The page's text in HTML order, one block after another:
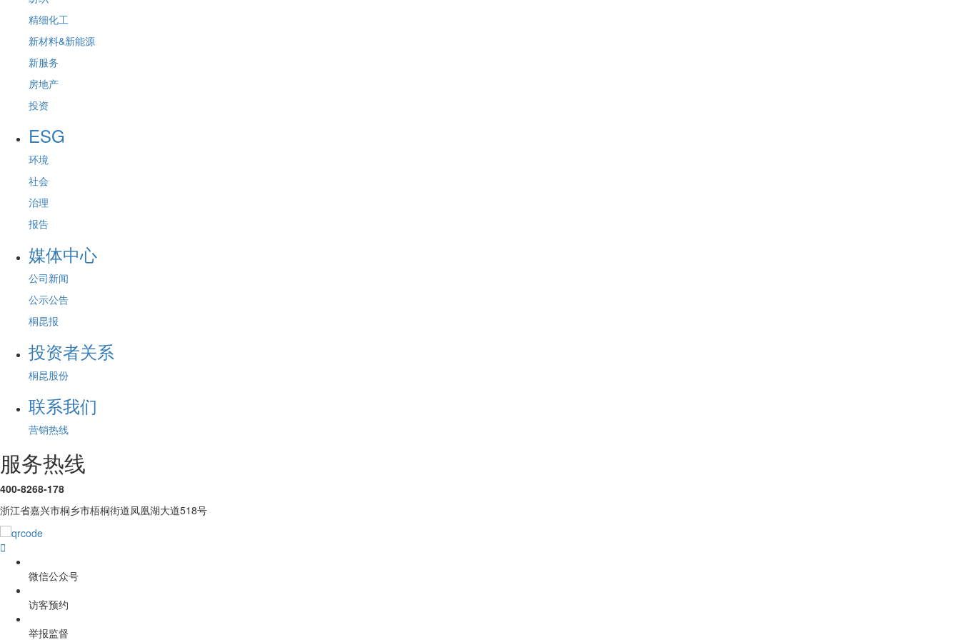
精细化工
新材料&新能源
新服务
房地产
投资
ESG
环境
社会
治理
报告
媒体中心
公司新闻
公示公告
桐昆报
投资者关系
桐昆股份
联系我们
营销热线
服务热线
400-8268-178
浙江省嘉兴市桐乡市梧桐街道凤凰湖大道518号

微信公众号
访客预约
举报监督